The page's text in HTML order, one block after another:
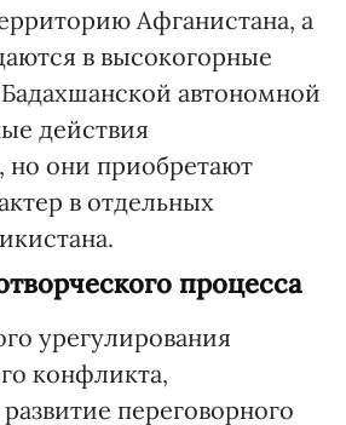
Афганистана, а
в высокогорные
автономной
действия
они приобретают
в отдельных
процесса
урегулирования
конфликта,
переговорного